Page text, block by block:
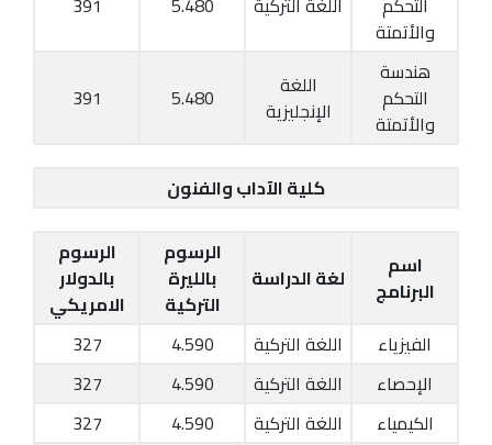
والأتمتة
هندسة
التحكم
والأتمتة
اللغة
الإنجليزية
5.480
391
كلية الآداب والفنون
اسم
البرنامج
لغة الدراسة
الرسوم
بالليرة
التركية
الرسوم
بالدولار
الامريكي
الفيزياء
اللغة التركية 4.590
327
الإحصاء
اللغة التركية 4.590
327
الكيمياء
اللغة التركية 4.590
327